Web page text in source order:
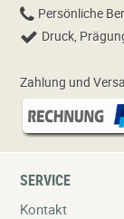
Persönliche
Druck,
Zahlung und
SERVICE
Kontakt